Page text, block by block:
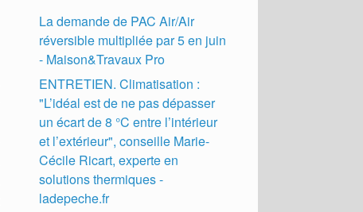
La demande de PAC Air/Air
réversible multipliée par 5 en juin
- Maison&Travaux Pro
ENTRETIEN. Climatisation :
"L’idéal est de ne pas dépasser
un écart de 8 °C entre l’intérieur
et l’extérieur", conseille Marie-
Cécile Ricart, experte en
solutions thermiques -
ladepeche.fr